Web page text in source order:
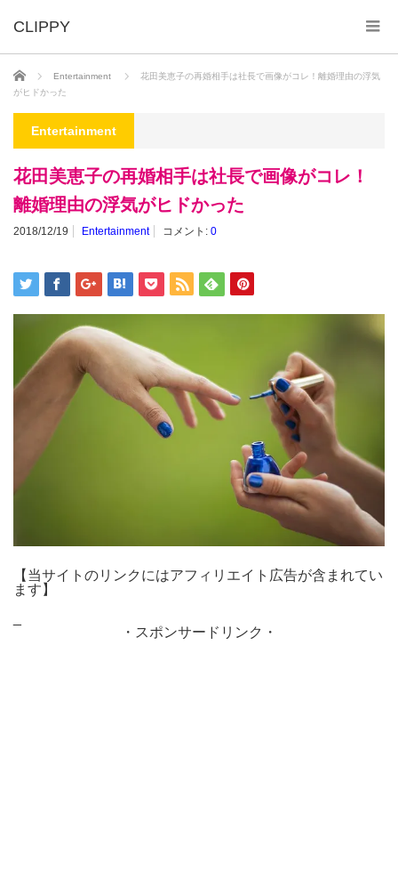
ホーム Entertainment
花田美恵子の再婚相手は社長で画像がコレ！離婚理由の浮気
がヒドかった
Entertainment
花田美恵子の再婚相手は社長で画像がコレ！
離婚理由の浮気がヒドかった
2018/12/19 Entertainment コメント: 0
【当サイトのリンクにはアフィリエイト広告が含まれてい
ます】
・スポンサードリンク・